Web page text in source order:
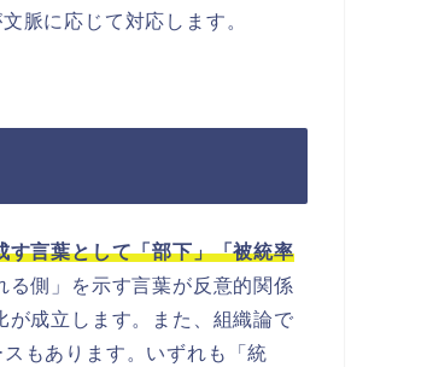
脈に応じて対応します。
す言葉として「部下」「被統率
る側」を示す言葉が反意的関係
成立します。また、組織論で
もあります。いずれも「統